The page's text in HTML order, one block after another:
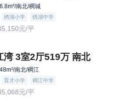
南北/稠城
绣湖小学 绣湖中学
元/平
湾 3室2厅519万 南北
南北/稠江
育才小学 稠江中学
元/平